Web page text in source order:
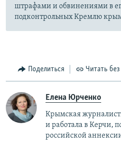
штрафами и обвинениями в
подконтрольных Кремлю
Поделиться Читать без
Елена Юрченко
Крымская
и работала в Керчи,
российской аннексии